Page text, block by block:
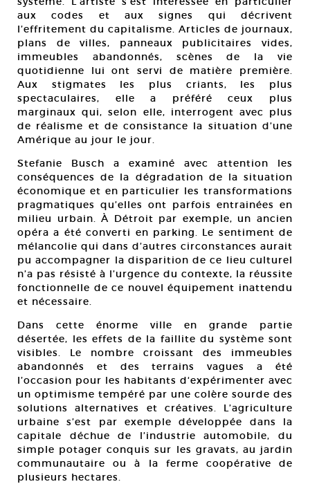
aux codes et aux signes qui décrivent
l’effritement du capitalisme. Articles de journaux,
plans de villes, panneaux publicitaires vides,
immeubles abandonnés, scènes de la vie
quotidienne lui ont servi de matière première.
Aux stigmates les plus criants, les plus
spectaculaires, elle a préféré ceux plus
marginaux qui, selon elle, interrogent avec plus
de réalisme et de consistance la situation d’une
Amérique au jour le jour.
Stefanie Busch a examiné avec attention les
conséquences de la dégradation de la situation
économique et en particulier les transformations
pragmatiques qu’elles ont parfois entrainées en
milieu urbain. À Détroit par exemple, un ancien
opéra a été converti en parking. Le sentiment de
mélancolie qui dans d’autres circonstances aurait
pu accompagner la disparition de ce lieu culturel
n’a pas résisté à l’urgence du contexte, la réussite
fonctionnelle de ce nouvel équipement inattendu
et nécessaire.
Dans cette énorme ville en grande partie
désertée, les effets de la faillite du système sont
visibles. Le nombre croissant des immeubles
abandonnés et des terrains vagues a été
l’occasion pour les habitants d‘expérimenter avec
un optimisme tempéré par une colère sourde des
solutions alternatives et créatives. L’agriculture
urbaine s’est par exemple développée dans la
capitale déchue de l’industrie automobile, du
simple potager conquis sur les gravats, au jardin
communautaire ou à la ferme coopérative de
plusieurs hectares.